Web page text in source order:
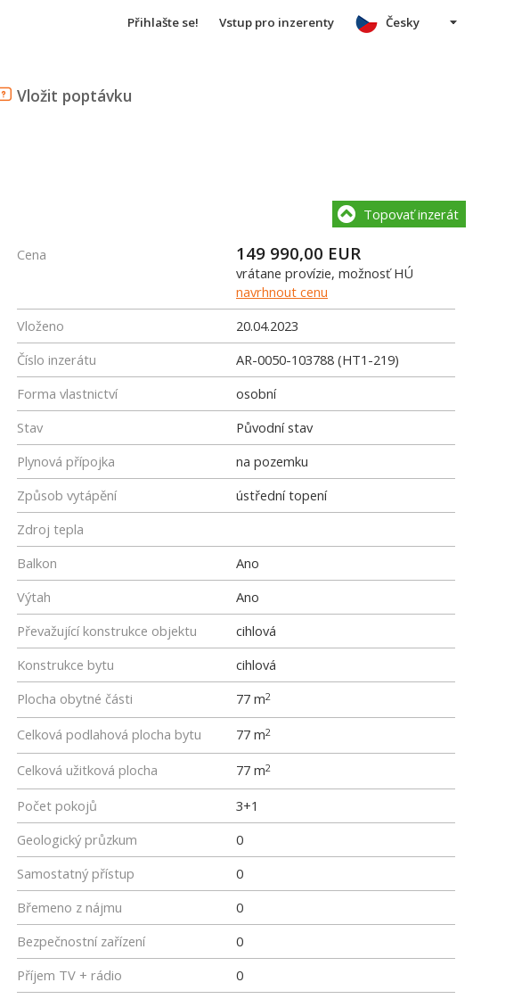
Přihlašte se! Vstup pro inzerenty
Vložit poptávku
Česky
Topovať inzerát
Cena 149 990,00 EUR
vrátane provízie, možnosť HÚ
navrhnout cenu
Vloženo
20.04.2023
Číslo inzerátu
AR-0050-103788 (HT1-219)
Forma vlastnictví
osobní
Stav
Původní stav
Plynová přípojka
na pozemku
Způsob vytápění
ústřední topení
Zdroj tepla
Balkon
Ano
Výtah
Ano
Převažující konstrukce objektu
cihlová
Konstrukce bytu
cihlová
Plocha obytné části
77 m2
Celková podlahová plocha bytu 77 m2
Celková užitková plocha 77 m2
Počet pokojů
3+1
Geologický průzkum
0
Samostatný přístup
0
Břemeno z nájmu
0
Bezpečnostní zařízení
0
Příjem TV + rádio
0